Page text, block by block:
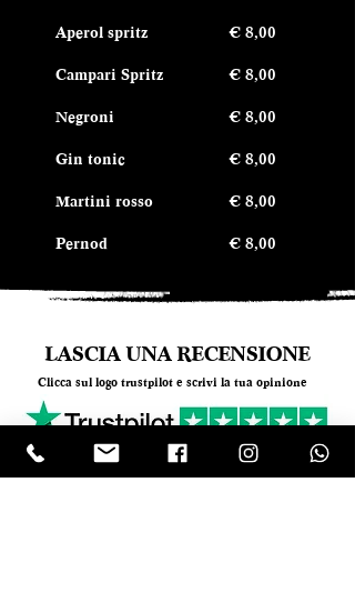
Aperol spritz
Campari Spritz
Negroni
Gin tonic
Martini rosso
Pernod
€ 8,00
€ 8,00
€ 8,00
€ 8,00
€ 8,00
€ 8,00
LASCIA UNA RECENSIONE
Clicca sul logo trustpilot e scrivi la tua opinione